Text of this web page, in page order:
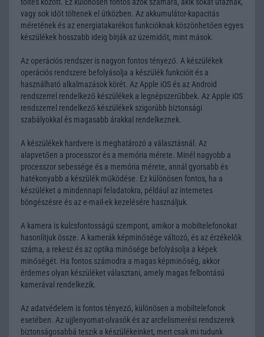
vagy sok időt töltenek el útközben. Az akkumulátor-kapacitás
méretének és az energiatakarékos funkcióknak köszönhetően egyes
készülékek hosszabb ideig bírják az üzemidőt, mint mások.
Az operációs rendszer is nagyon fontos tényező. A készülékek
operációs rendszere befolyásolja a készülék funkcióit és a
használható alkalmazások körét. Az Apple iOS és az Android
rendszerrel rendelkező készülékek a legnépszerűbbek. Az Apple iOS
rendszerrel rendelkező készülékek szigorúbb biztonsági
szabályokkal és magasabb árakkal rendelkeznek.
A készülékek hardvere is meghatározó a választásnál. Az
alapvetően a processzor és a memória mérete. Minél nagyobb a
processzor sebessége és a memória mérete, annál gyorsabb és
hatékonyabb a készülék működése. Ez különösen fontos, ha a
készüléket a mindennapi feladatokra, például az internetes
böngészésre és az e-mail-ek kezelésére használjuk.
A kamera is kulcsfontosságú szempont, amikor a mobiltelefonokat
hasonlítjuk össze. A kamerák képminősége változó, és az érzékelők
száma, a rekesz és az optika minősége befolyásolja a képek
minőségét. Ha fontos számodra a magas képminőség, akkor
érdemes olyan készüléket választani, amely magas felbontású
kamerával rendelkezik.
Az adatvédelem is fontos tényező, különösen a mobiltelefonok
esetében. Az ujjlenyomat-olvasók és az arcfelismerési rendszerek
biztonságosabbá teszik a készülékeinket, mert csak mi tudunk